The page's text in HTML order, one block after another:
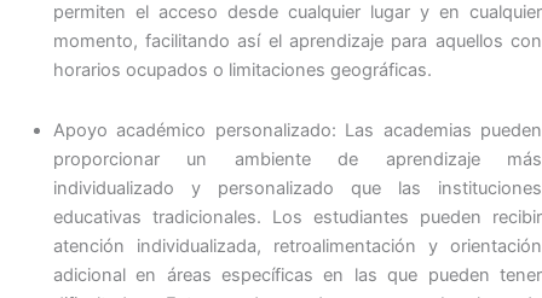
permiten el acceso desde cualquier lugar y en cualquier
momento, facilitando así el aprendizaje para aquellos con
horarios ocupados o limitaciones geográficas.
Apoyo académico personalizado: Las academias pueden
proporcionar un ambiente de aprendizaje más
individualizado y personalizado que las instituciones
educativas tradicionales. Los estudiantes pueden recibir
atención individualizada, retroalimentación y orientación
adicional en áreas específicas en las que pueden tener